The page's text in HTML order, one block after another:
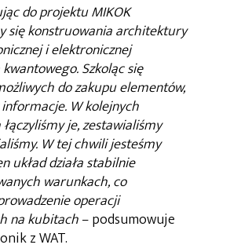
do projektu MIKOK
się konstruowania architektury
i elektronicznej
Szkoląc się
do zakupu elementów,
W kolejnych
je, zestawialiśmy
W tej chwili jesteśmy
układ działa stabilnie
warunkach, co
operacji
na kubitach– podsumowuje
z WAT.